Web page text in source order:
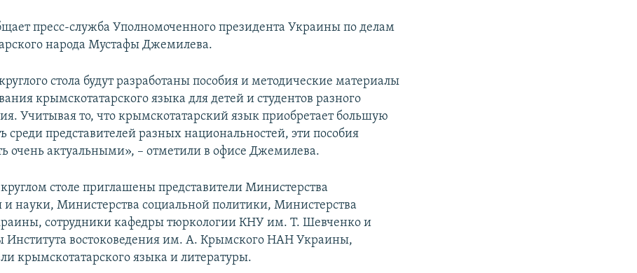
пресс-служба Уполномоченного президента Украины по делам
народа Мустафы Джемилева.
стола будут разработаны пособия и методические материалы
крымскотатарского языка для детей и студентов разного
Учитывая то, что крымскотатарский язык приобретает большую
среди представителей разных национальностей, эти пособия
очень актуальными», – отметили в офисе Джемилева.
столе приглашены представители Министерства
и науки, Министерства социальной политики, Министерства
сотрудники кафедры тюркологии КНУ им. Т. Шевченко и
Института востоковедения им. А. Крымского НАН Украины,
крымскотатарского языка и литературы.